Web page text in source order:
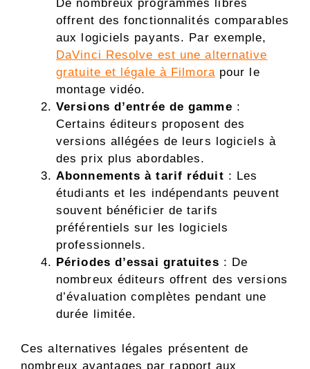
De nombreux programmes libres
offrent des fonctionnalités comparables
aux logiciels payants. Par exemple,
DaVinci Resolve est une alternative
gratuite et légale à Filmorapour le
montage vidéo.
Versions d’entrée de gamme :
Certains éditeurs proposent des
versions allégées de leurs logiciels à
des prix plus abordables.
Abonnements à tarif réduit : Les
étudiants et les indépendants peuvent
souvent bénéficier de tarifs
préférentiels sur les logiciels
professionnels.
Périodes d’essai gratuites : De
nombreux éditeurs offrent des versions
d’évaluation complètes pendant une
durée limitée.
Ces alternatives légales présentent de
nombreux avantages par rapport aux